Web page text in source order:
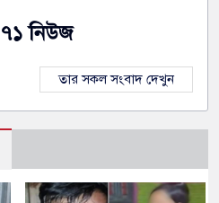
৭১ নিউজ
তার সকল সংবাদ দেখুন